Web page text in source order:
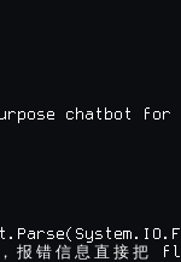
chatbot
， 报 错 信 息 直 接 把